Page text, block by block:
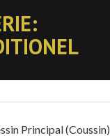
Principal (Coussin)